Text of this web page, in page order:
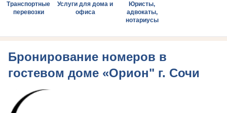
Транспортные
перевозки
Услуги для дома и
офиса
Юристы,
адвокаты,
нотариусы
Бронирование номеров в
гостевом доме «Орион" г. Сочи